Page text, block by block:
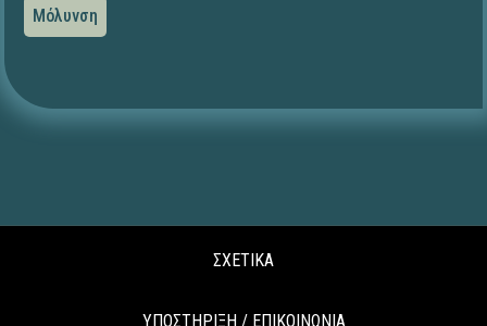
Μόλυνση
ΣΧΕΤΙΚΑ
ΥΠΟΣΤΗΡΙΞΗ / ΕΠΙΚΟΙΝΩΝΙΑ